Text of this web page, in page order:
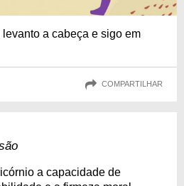
a cabeça e sigo em
COMPARTILHAR
a capacidade de